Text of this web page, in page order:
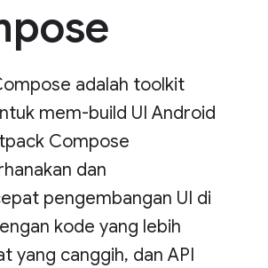
adalah toolkit
mem-build UI Android
Compose
dan
pengembangan UI di
kode yang lebih
yang canggih, dan API